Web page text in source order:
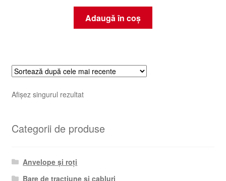
Adaugă în coș
Afișez singurul rezultat
Categorii de produse
Anvelope și roți
Bare de tracțiune și cabluri